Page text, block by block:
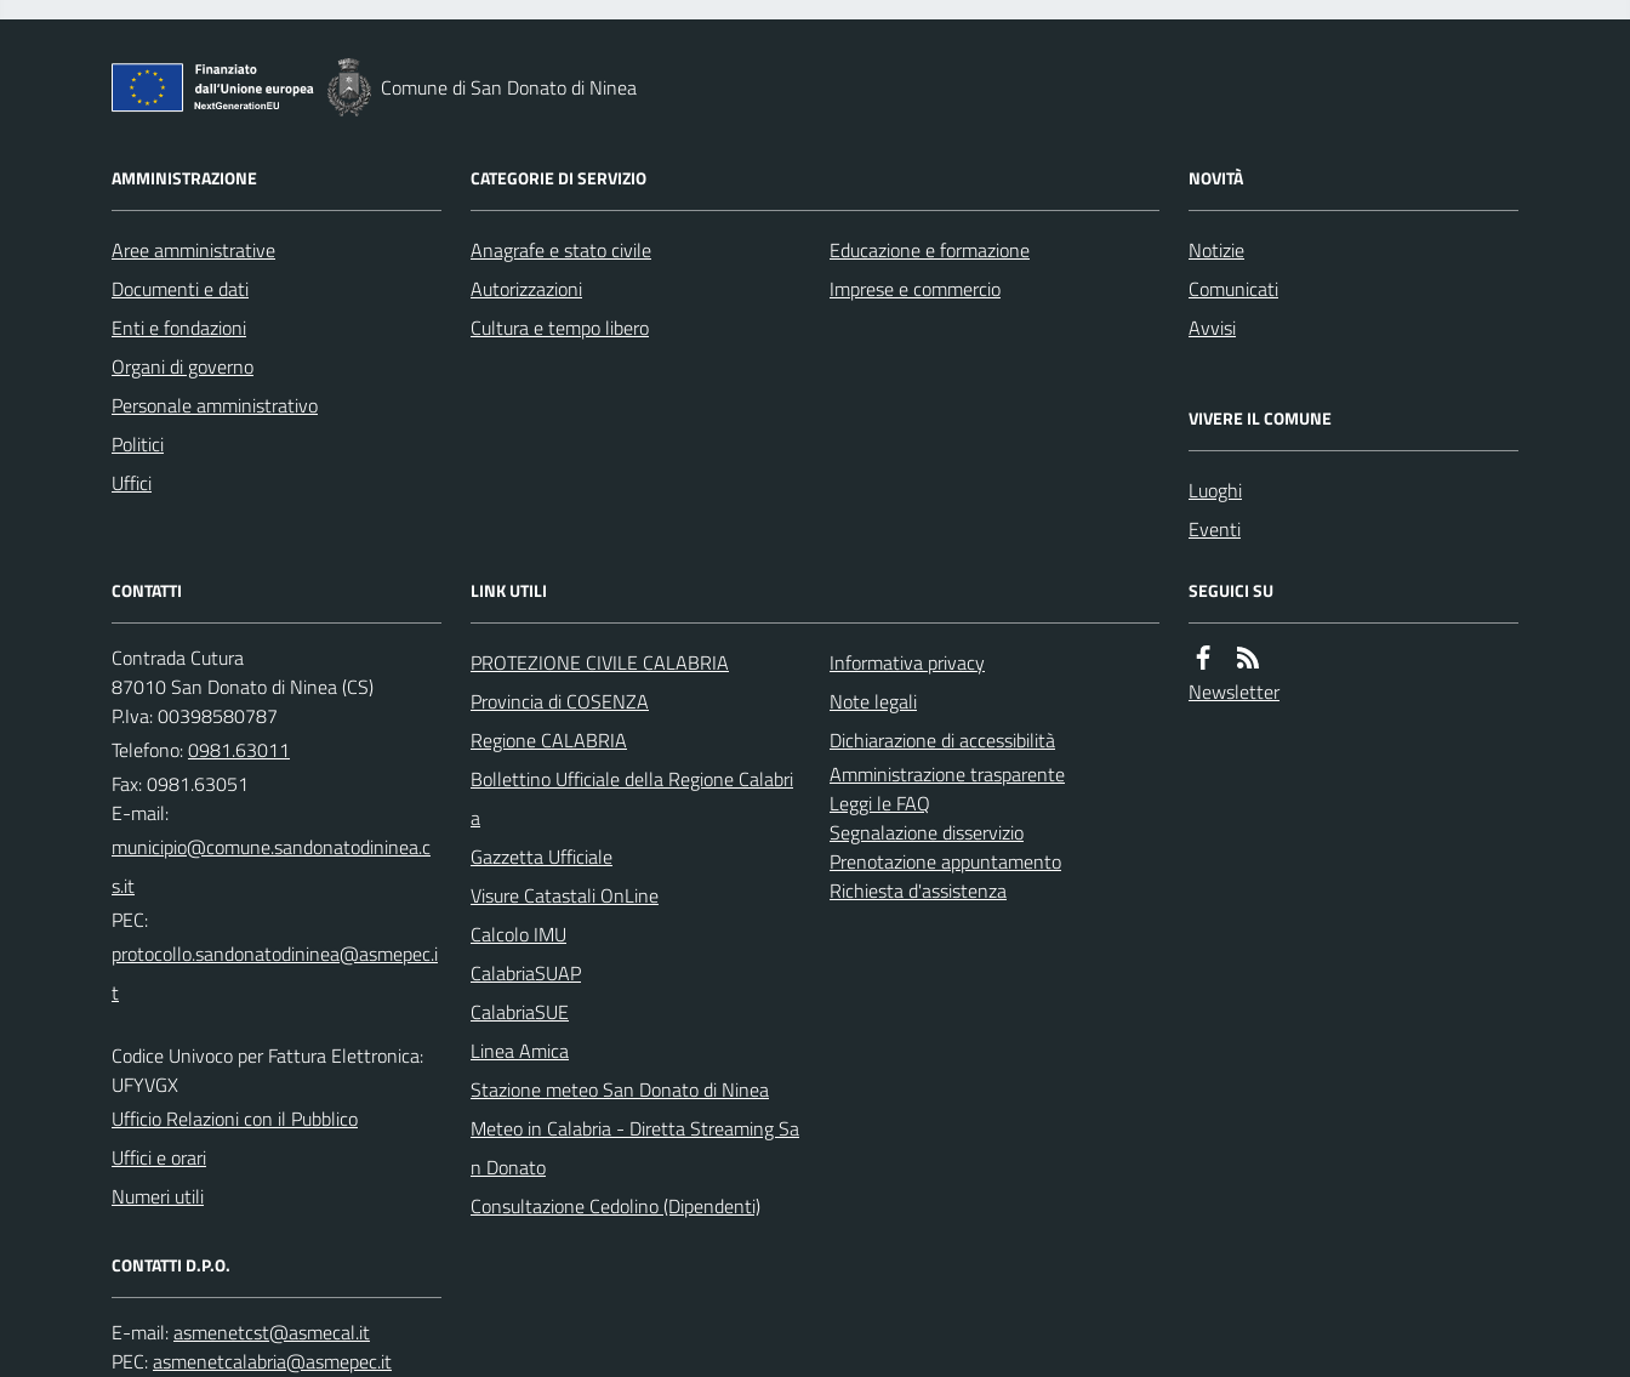
Comune di San Donato di Ninea
AMMINISTRAZIONE
Aree amministrative
Documenti e dati
Enti e fondazioni
Organi di governo
Personale amministrativo
Politici
Uffici
CATEGORIE DI SERVIZIO
Anagrafe e stato civile
Autorizzazioni
Cultura e tempo libero
Educazione e formazione
Imprese e commercio
NOVITÀ
Notizie
Comunicati
Avvisi
VIVERE IL COMUNE
Luoghi
Eventi
CONTATTI
Contrada Cutura
87010 San Donato di Ninea (CS)
P.Iva: 00398580787
Telefono:0981.63011
Fax: 0981.63051
E-mail:
PEC:
Codice Univoco per Fattura Elettronica:
UFYVGX
Ufficio Relazioni con il Pubblico
Uffici e orari
Numeri utili
CONTATTI D.P.O.
E-mail:
PEC:
LINK UTILI
PROTEZIONE CIVILE CALABRIA
Provincia di COSENZA
Regione CALABRIA
Bollettino Ufficiale della Regione Calabri
a
Gazzetta Ufficiale
Visure Catastali OnLine
Calcolo IMU
CalabriaSUAP
CalabriaSUE
Linea Amica
Stazione meteo San Donato di Ninea
Meteo in Calabria - Diretta Streaming Sa
n Donato
Consultazione Cedolino (Dipendenti)
Informativa privacy
Note legali
Dichiarazione di accessibilità
Amministrazione trasparente
Leggi le FAQ
Segnalazione disservizio
Prenotazione appuntamento
Richiesta d'assistenza
SEGUICI SU
Newsletter